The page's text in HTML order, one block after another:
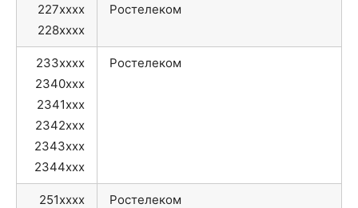
227xxxx
228xxxx
Ростелеком
233xxxx
2340xxx
2341xxx
2342xxx
2343xxx
2344xxx
Ростелеком
251xxxx
Ростелеком